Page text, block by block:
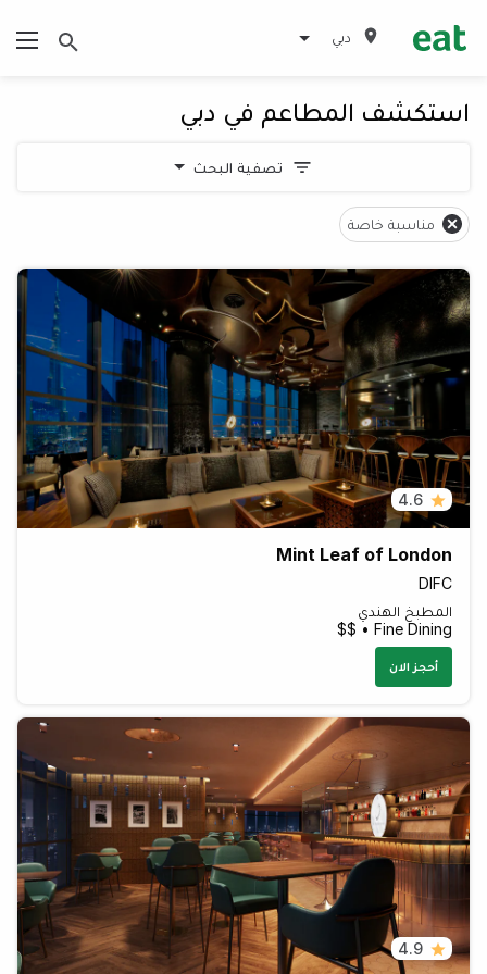
دبي
استكشف المطاعم في دبي
تصفية البحث
مناسبة خاصة
4.6
Mint Leaf of London
DIFC
المطبخ الهندي
Fine Dining • $$
أحجز الان
4.9